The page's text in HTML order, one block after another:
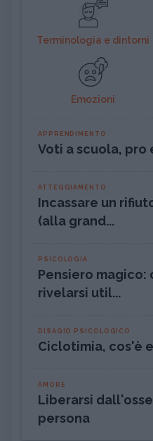
Terminologia e dintorni
Emozioni
APPRENDIMENTO
Voti a scuola, pro
ATTEGGIAMENTO
Incassare un
(alla grand...
PSICOLOGIA
Pensiero magico:
rivelarsi util...
DISAGIO PSICOLOGICO
Ciclotimia, cos'è
AMORE
Liberarsi
persona